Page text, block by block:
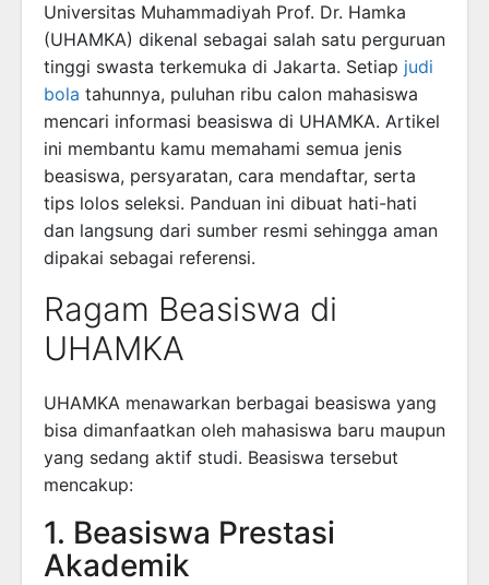
Universitas Muhammadiyah Prof. Dr. Hamka
(UHAMKA) dikenal sebagai salah satu perguruan
tinggi swasta terkemuka di Jakarta. Setiap judi
bola tahunnya, puluhan ribu calon mahasiswa
mencari informasi beasiswa di UHAMKA. Artikel
ini membantu kamu memahami semua jenis
beasiswa, persyaratan, cara mendaftar, serta
tips lolos seleksi. Panduan ini dibuat hati-hati
dan langsung dari sumber resmi sehingga aman
dipakai sebagai referensi.
Ragam Beasiswa di
UHAMKA
UHAMKA menawarkan berbagai beasiswa yang
bisa dimanfaatkan oleh mahasiswa baru maupun
yang sedang aktif studi. Beasiswa tersebut
mencakup:
1. Beasiswa Prestasi
Akademik